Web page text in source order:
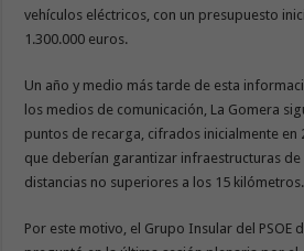
vehículos eléctricos, con un presupuesto
1.300.000 euros.
Un año y medio más tarde de esta
los medios de comunicación, La Gomera
puntos de recarga, cifrados inicialmente en
que deberían garantizar infraestructuras de
distancias no superiores a los 15 kilómetros.
Por este motivo, el Grupo Insular del PSOE